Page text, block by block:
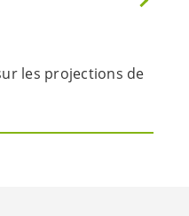
les projections de